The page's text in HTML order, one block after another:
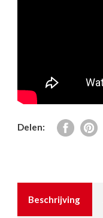
Delen:
Beschrijving